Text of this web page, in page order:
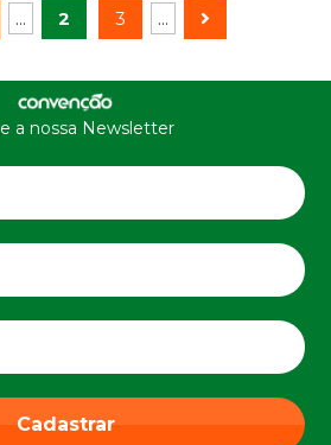
... 2 3 ...
a nossa Newsletter
Cadastrar